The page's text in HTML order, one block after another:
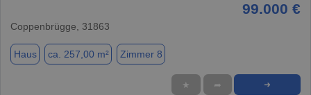
99.000 €
Coppenbrügge, 31863
Haus ca. 257,00 m² Zimmer 8
★ ➦ ➜